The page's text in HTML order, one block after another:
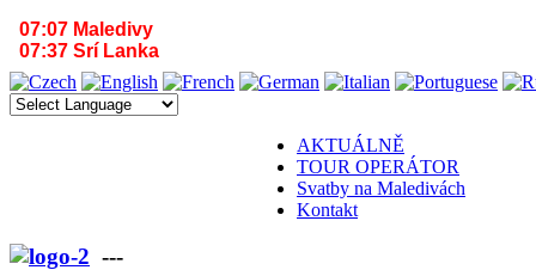
07:07 Maledivy
07:37 Srí Lanka
AKTUÁLNĚ
TOUR OPERÁTOR
Svatby na Maledivách
Kontakt
---